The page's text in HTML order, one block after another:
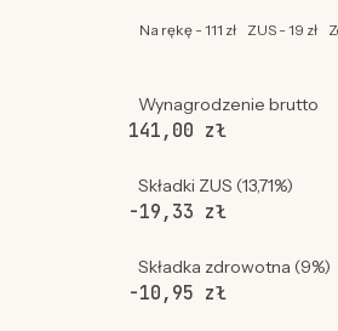
Na rękę - 111 zł ZUS - 19 zł
Wynagrodzenie brutto
141,00 zł
Składki ZUS (13,71%)
-19,33 zł
Składka zdrowotna (9%)
-10,95 zł